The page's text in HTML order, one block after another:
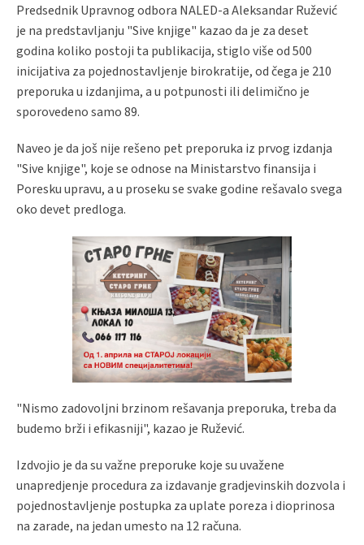
Predsednik Upravnog odbora NALED-a Aleksandar Ružević
je na predstavljanju "Sive knjige" kazao da je za deset
godina koliko postoji ta publikacija, stiglo više od 500
inicijativa za pojednostavljenje birokratije, od čega je 210
preporuka u izdanjima, a u potpunosti ili delimično je
sporovedeno samo 89.
Naveo je da još nije rešeno pet preporuka iz prvog izdanja
"Sive knjige", koje se odnose na Ministarstvo finansija i
Poresku upravu, a u proseku se svake godine rešavalo svega
oko devet predloga.
"Nismo zadovoljni brzinom rešavanja preporuka, treba da
budemo brži i efikasniji", kazao je Ružević.
Izdvojio je da su važne preporuke koje su uvažene
unapredjenje procedura za izdavanje gradjevinskih dozvola i
pojednostavljenje postupka za uplate poreza i dioprinosa
na zarade, na jedan umesto na 12 računa.